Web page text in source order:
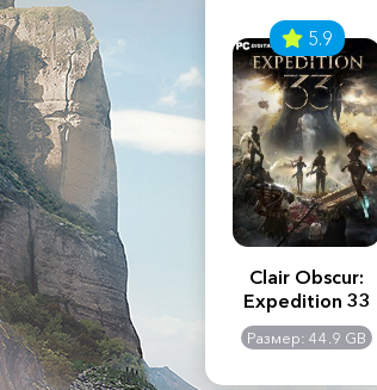
2:
-
GB
Assassin's Creed
Shadows
Размер: 117 GB
5.9
Clair Obscur:
Expedition 33
Размер: 44.9 GB